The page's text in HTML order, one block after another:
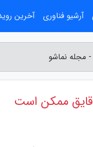
مجله نماشو
قایق ممکن است
آرشیو فناوری آخرین